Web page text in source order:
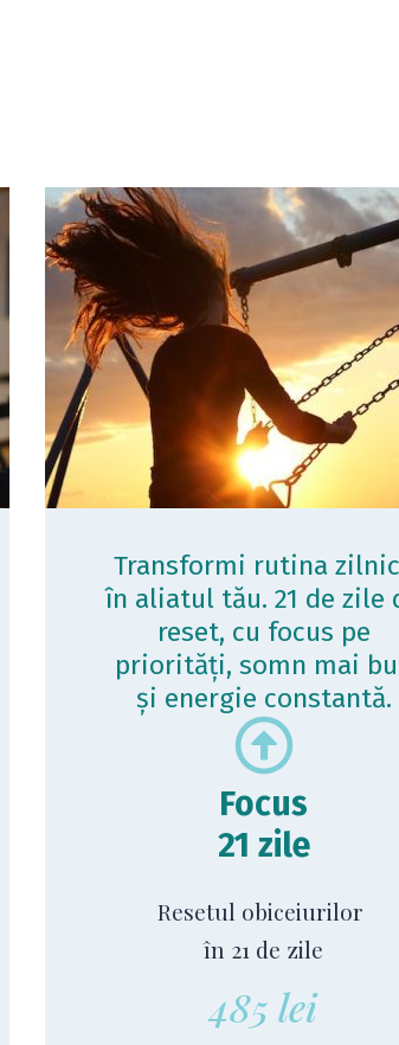
Transformi rutina
în aliatul tău. 21 de zile
reset, cu focus pe
priorități, somn mai
și energie constantă.
Focus
21 zile
Resetul obiceiurilor
în 21 de zile
485 lei